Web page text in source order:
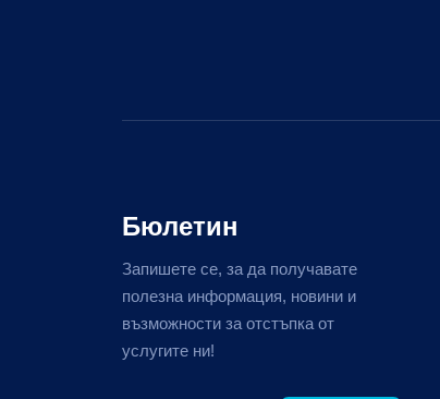
Бюлетин
Запишете се, за да получавате
полезна информация, новини и
възможности за отстъпка от
услугите ни!